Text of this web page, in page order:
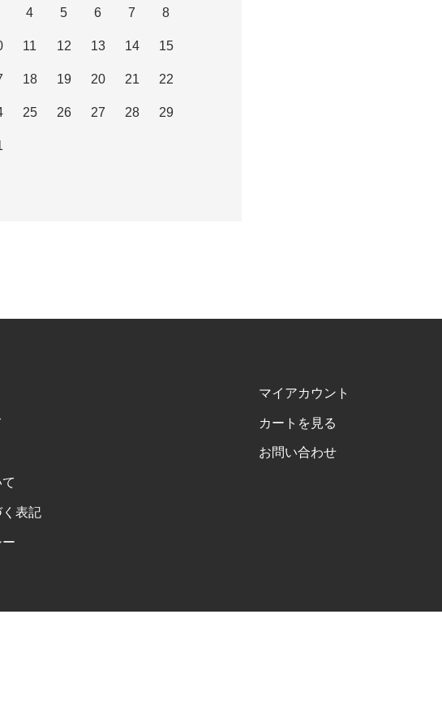
4 5 6 7 8
11 12 13 14 15
18 19 20 21 22
25 26 27 28 29
表記
マイアカウント
カートを見る
お問い合わせ